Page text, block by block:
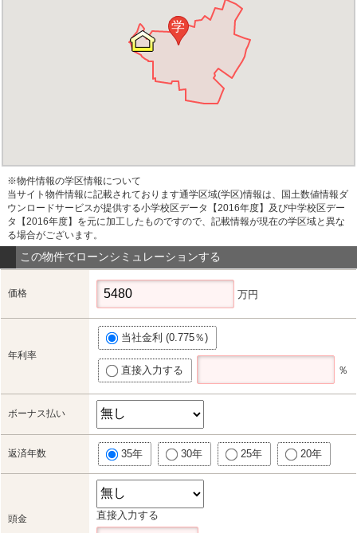
学
※物件情報の学区情報について
当サイト物件情報に記載されております通学区域(学区)情報は、国土数値情報ダ
ウンロードサービスが提供する小学校区データ【2016年度】及び中学校区デー
タ【2016年度】を元に加工したものですので、記載情報が現在の学区域と異な
る場合がございます。
この物件でローンシミュレーションする
価格 万円
年利率
当社金利 (0.775％)
直接入力する ％
ボーナス払い
返済年数 35年 30年 25年 20年
頭金 直接入力する